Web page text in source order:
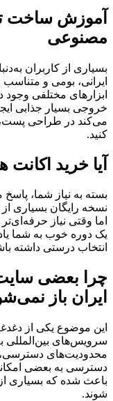
آموزش ساخت
مصنوعی
بسیاری از کاربران
ایرانی، بومی و متناسب
ابزارهای مختلفی وجود
خروجی بسیار جذابی
می‌کند در طراحی پست،
کنید.
آیا خرید
بسته به نیاز شما،
نسخه رایگان بسیاری از
اما وقتی نیاز
یک دوره خوب به شما
انتخاب درستی داشته
ایران باز
این موضوع یکی از
سرویس‌های بین‌المللی
دسترسی به بعضی
باعث شده که بسیاری
شوند.